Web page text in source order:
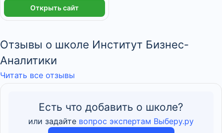
Открыть сайт
Отзывы о школе Институт Бизнес-
Аналитики
Читать все отзывы
Есть что добавить о школе?
или задайте вопрос экспертам Выберу.ру